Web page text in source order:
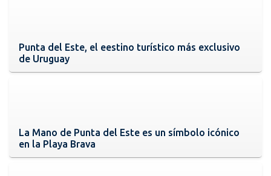
Punta del Este, el eestino turístico más exclusivo
de Uruguay
La Mano de Punta del Este es un símbolo icónico
en la Playa Brava